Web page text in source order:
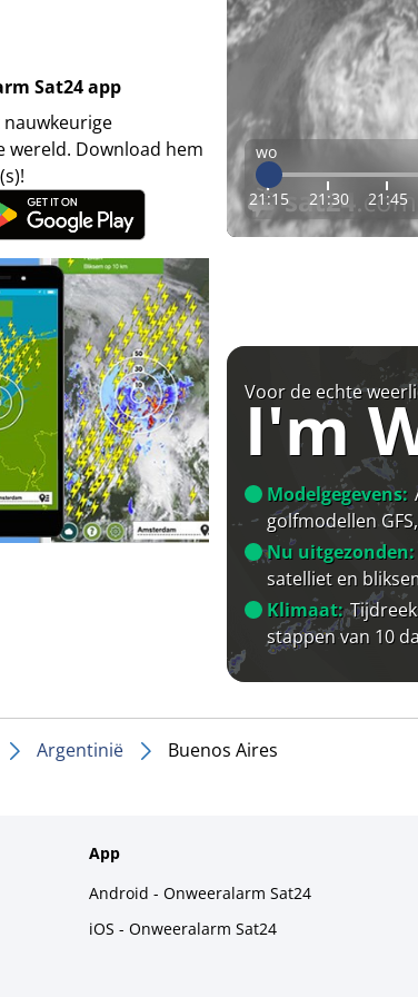
Sat24 app
wereld. Download hem
wo
21:15 21:30 21:45
Voor de echte
I'm
Modelgegevens:
golfmodellen
Nu uitgezonden:
satelliet en
Klimaat:
stappen van 10
Argentinië Buenos Aires
App
Android - Onweeralarm Sat24
iOS - Onweeralarm Sat24